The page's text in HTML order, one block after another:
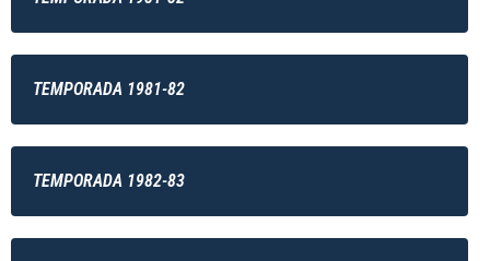
TEMPORADA 1981-82
TEMPORADA 1982-83